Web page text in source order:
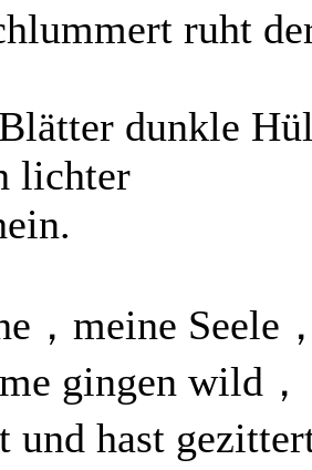
ruht
dunkle
lichter
，meine Seele
gingen wild，
und hast